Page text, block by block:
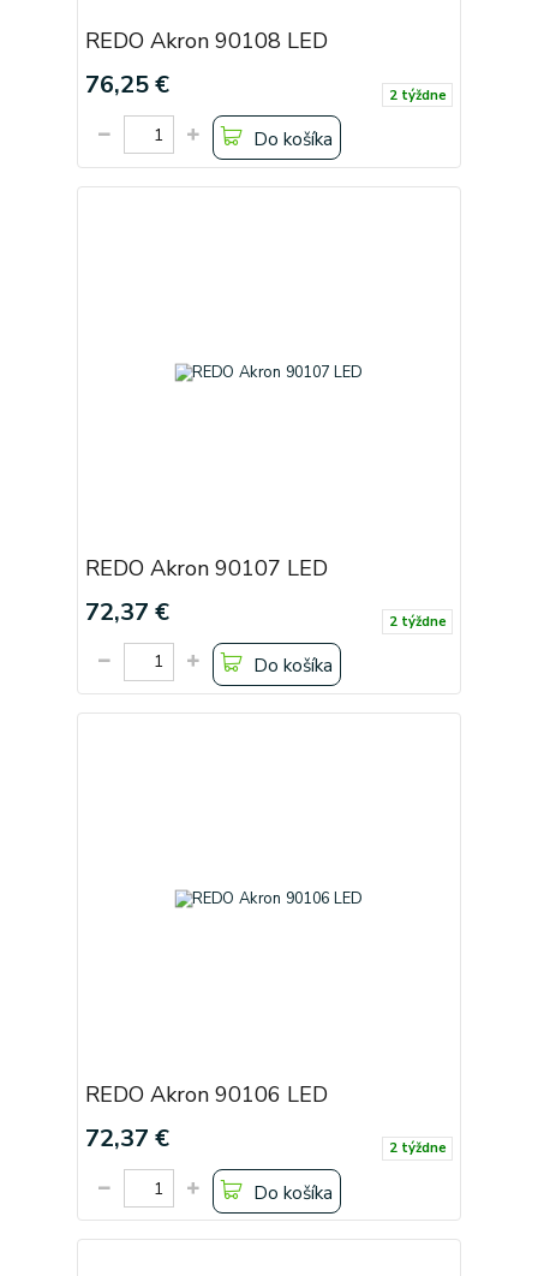
REDO Akron 90108 LED
76,25 € 2 týždne
Do košíka
REDO Akron 90107 LED
72,37 € 2 týždne
Do košíka
REDO Akron 90106 LED
72,37 € 2 týždne
Do košíka